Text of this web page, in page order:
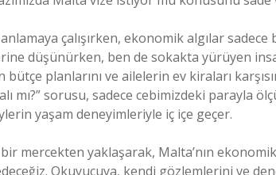
çalışırken, ekonomik algılar sadece
düşünürken, ben de sokakta yürüyen
planlarını ve ailelerin ev kiraları
mı?” sorusu, sadece cebimizdeki parayla
yaşam deneyimleriyle iç içe geçer.
mercekten yaklaşarak, Malta’nın
Okuyucuya, kendi gözlemlerini ve